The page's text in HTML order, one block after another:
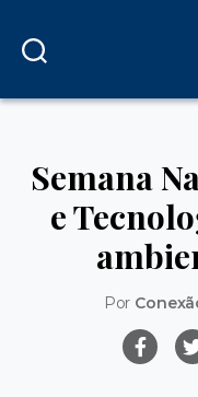
Semana
e
Por